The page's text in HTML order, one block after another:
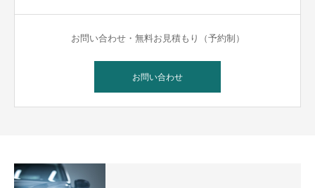
お問い合わせ・無料お見積もり（予約制）
お問い合わせ